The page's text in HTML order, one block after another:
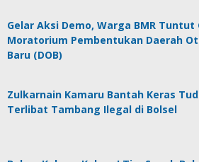
Gelar Aksi Demo, Warga BMR Tuntut
Moratorium Pembentukan Daerah
Baru (DOB)
Zulkarnain Kamaru Bantah Keras
Terlibat Tambang Ilegal di Bolsel